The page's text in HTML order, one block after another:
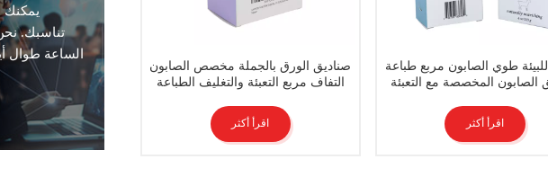
يمكنك
تناسبك.
الساعة طوال
صناديق الورق بالجملة مخصص الصابون
التفاف مربع التعبئة والتغليف الطباعة
اقرأ أكثر
طوي الصابون مربع طباعة
الصابون المخصصة مع التعبئة
اقرأ أكثر